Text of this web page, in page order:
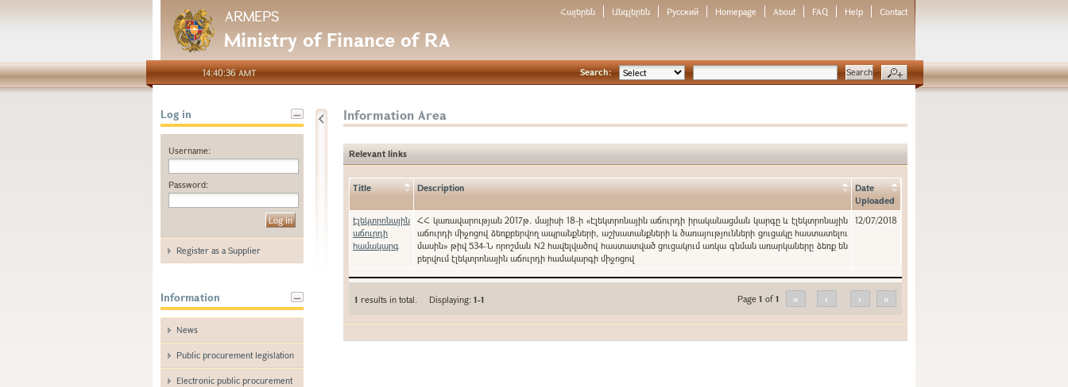
ARMEPS
Ministry of Finance of RA
Հայերեն Անգլերեն Русский Homepage About FAQ Help Contact
14:40:36 AMT Search:
Log in
Username:
Password:
Register as a Supplier
Information
News
Public procurement legislation
Electronic public procurement
Information Area
Relevant links
Title Description
Date
Uploaded
Էլեկտրոնային
աճուրդի
համակարգ
ՀՀ կառավարության 2017թ. մայիսի 18-ի «Էլեկտրոնային աճուրդի իրականացման կարգը և էլեկտրոնային
աճուրդի միջոցով ձեռքբերվող ապրանքների, աշխատանքների և ծառայությունների ցուցակը հաստատելու
մասին» թիվ 534-Ն որոշման N2 հավելվածով հաստատված ցուցակում առկա գնման առարկաները ձեռք են
բերվում էլեկտրոնային աճուրդի համակարգի միջոցով
12/07/2018
1 results in total. Displaying:1-1 Page 1 of1 « ‹ › »